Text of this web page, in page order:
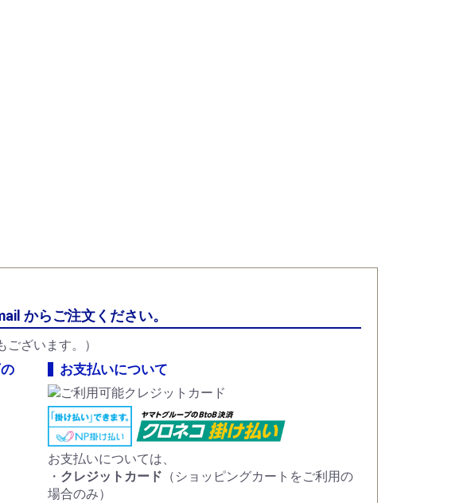
からご注文ください。
ざいます。）
お支払いについて
お支払いについては、
・ クレジットカード （ショッピングカートをご利用の
場合のみ）